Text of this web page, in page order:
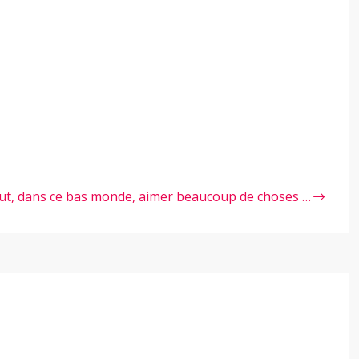
dans ce bas monde, aimer beaucoup de choses …